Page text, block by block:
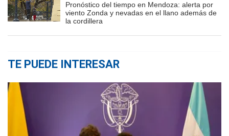
Pronóstico del tiempo en Mendoza: alerta por
viento Zonda y nevadas en el llano además de
la cordillera
TE PUEDE INTERESAR